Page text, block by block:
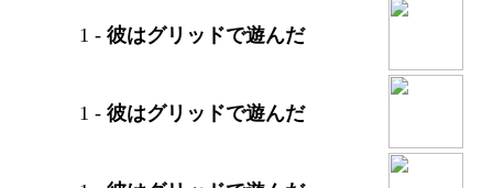
1 - 彼はグリッドで遊んだ
1 - 彼はグリッドで遊んだ